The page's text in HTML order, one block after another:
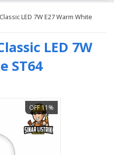
LED 7W E27 Warm White
LED 7W
ST64
OFF 11%